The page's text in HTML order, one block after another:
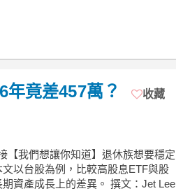
竟差457萬？ 收藏
【我們想讓你知道】退休族想要穩定
以台股為例，比較高股息ETF與股
資產成長上的差異。 撰文：Jet Lee